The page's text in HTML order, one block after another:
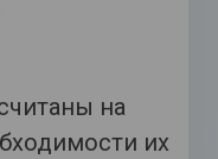
на
их